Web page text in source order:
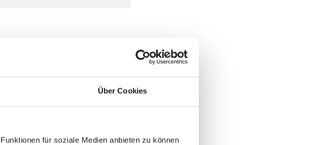
Über Cookies
für soziale Medien anbieten zu können